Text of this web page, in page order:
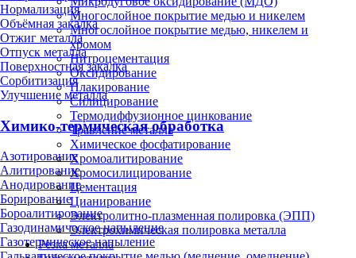
Нормализация
Объёмная закалка
Отжиг металла
Отпуск металла
Поверхностная закалка
Сорбитизация
Улучшение металла
Химико-термическая обработка
Азотирование
Алитирование
Анодирование
Борирование
Бороалитирование
Газодинамическое напыление
Газотермическое напыление
Многослойное покрытие медью и никелем
Многослойное покрытие медью, никелем и
хромом
Нитроцементация
Оксидирование
Плакирование
Силицирование
Термодиффузионное цинкование
Травление металла
Химическое фосфатирование
Хромоалитирование
Хромосилицирование
Цементация
Цианирование
Электролитно-плазменная полировка (ЭПП)
Электрохимическая полировка металла
Резка металла